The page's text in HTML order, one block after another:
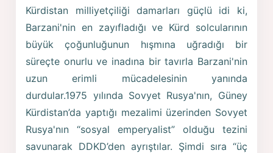
Kürdistan milliyetçiliği damarları güçlü idi ki,
Barzani'nin en zayıfladığı ve Kürd solcularının
büyük çoğunluğunun hışmına uğradığı bir
süreçte onurlu ve inadına bir tavırla Barzani'nin
uzun erimli mücadelesinin yanında
durdular.1975 yılında Sovyet Rusya'nın, Güney
Kürdistan’da yaptığı mezalimi üzerinden Sovyet
Rusya'nın “sosyal emperyalist” olduğu tezini
savunarak DDKD’den ayrıştılar. Şimdi sıra “üç